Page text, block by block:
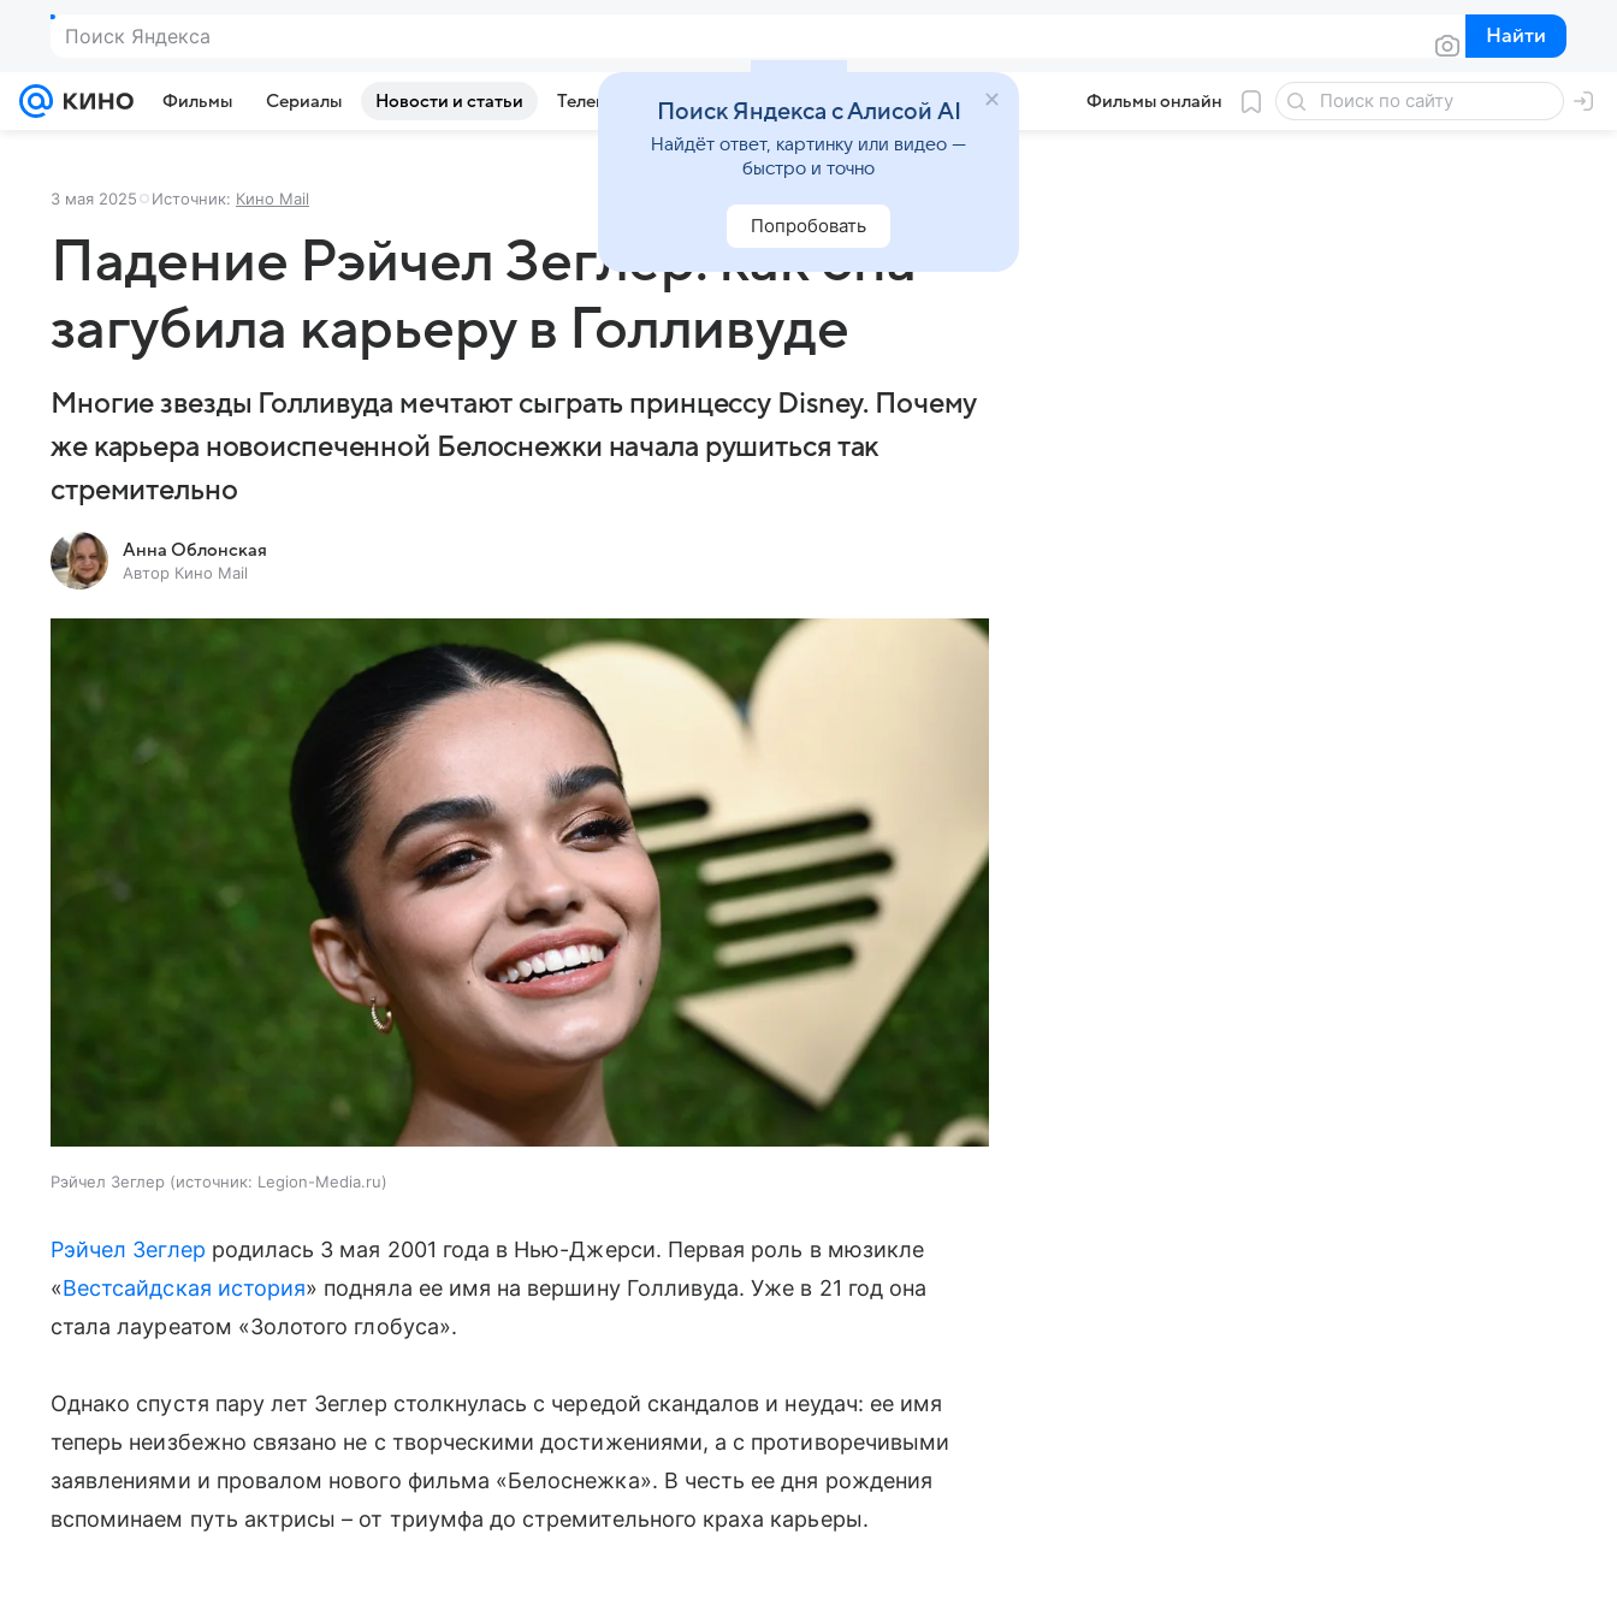
Поиск Яндекса Найти
Найти
Фильмы Сериалы Новости и статьи Телепрограмма Звезды Фильмы онлайн
3 мая 2025 Источник: Кино Mail
Падение Рэйчел Зеглер: как она
загубила карьеру в Голливуде
Многие звезды Голливуда мечтают сыграть принцессу Disney. Почему
же карьера новоиспеченной Белоснежки начала рушиться так
стремительно
Анна Облонская
Автор Кино Mail
Рэйчел Зеглер источник: Legion-Media.ru
Рэйчел Зеглер родилась 3 мая 2001 года в Нью-Джерси. Первая роль в мюзикле
«Вестсайдская история» подняла ее имя на вершину Голливуда. Уже в 21 год она
стала лауреатом «Золотого глобуса».
Однако спустя пару лет Зеглер столкнулась с чередой скандалов и неудач: ее имя
теперь неизбежно связано не с творческими достижениями, а с противоречивыми
заявлениями и провалом нового фильма «Белоснежка». В честь ее дня рождения
вспоминаем путь актрисы – от триумфа до стремительного краха карьеры.
Поиск Яндекса с Алисой AI
Найдёт ответ, картинку или видео —
быстро и точно
Попробовать